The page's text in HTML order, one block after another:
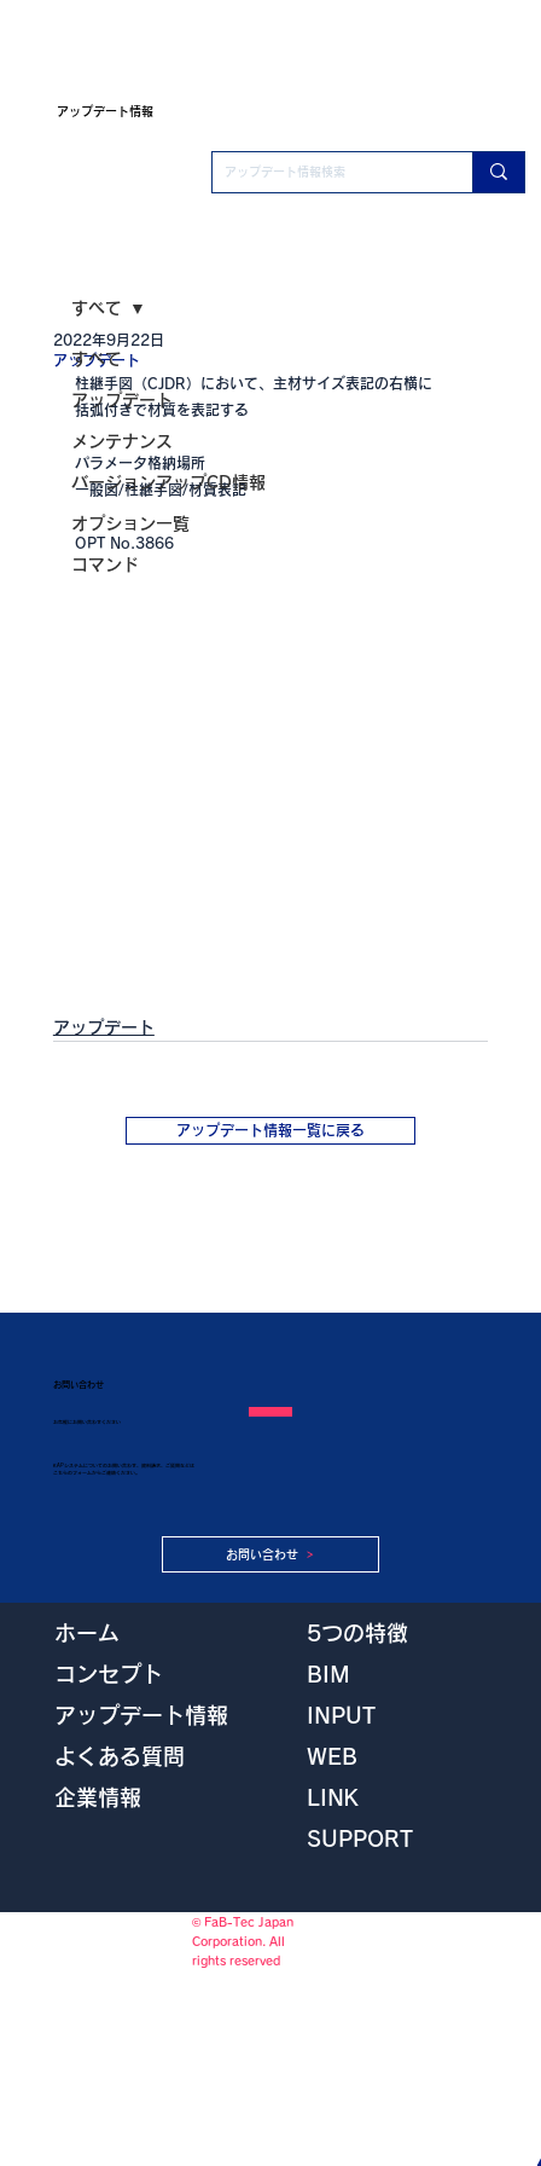
アップデート情報
アップデート情報一覧に戻る
お問い合わせ
​お気軽にお問い合わせください
お問い合わせ
KAPシステムについてのお問い合わせ、資料請求、ご質問などは
こちらのフォームからご連絡ください。
すべて
アップデート
メンテナンス
バージョンアップCD情報
オプション一覧
コマンド
すべて
アップデート
2022年9月22日
柱継手図（CJDR）において、主材サイズ表記の右横に
括弧付きで材質を表記する
パラメータ格納場所
一般図/柱継手図/材質表記
OPT No.3866
アップデート
ホーム
コンセプト
アップデート情報
よくある質問
企業情報
5つの特徴
BIM
INPUT
WEB
LINK
SUPPORT
© FaB-Tec Japan
Corporation. All
rights reserved